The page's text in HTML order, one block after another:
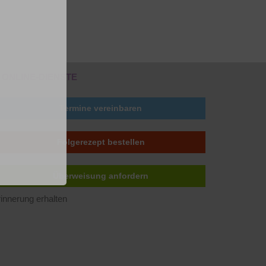
ONLINE-DIENSTE
Termine vereinbaren
Folgerezept bestellen
Überweisung anfordern
erhalten